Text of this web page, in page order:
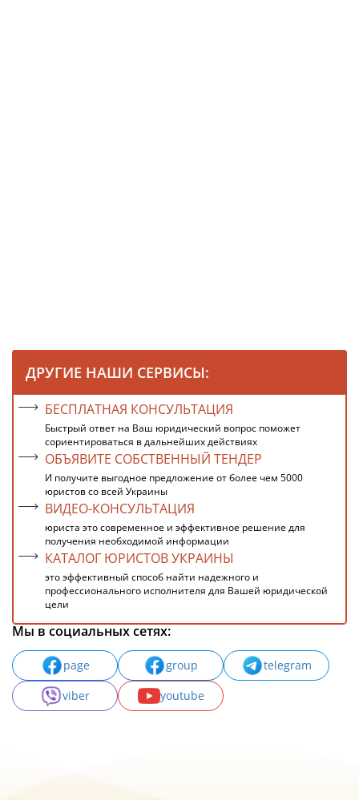
ДРУГИЕ НАШИ СЕРВИСЫ:
БЕСПЛАТНАЯ КОНСУЛЬТАЦИЯ
Быстрый ответ на Ваш юридический вопрос поможет
сориентироваться в дальнейших действиях
ОБЪЯВИТЕ СОБСТВЕННЫЙ ТЕНДЕР
И получите выгодное предложение от более чем 5000
юристов со всей Украины
ВИДЕО-КОНСУЛЬТАЦИЯ
юриста это современное и эффективное решение для
получения необходимой информации
КАТАЛОГ ЮРИСТОВ УКРАИНЫ
это эффективный способ найти надежного и
профессионального исполнителя для Вашей юридической
цели
Мы в социальных сетях:
page group
telegram
viber
youtube